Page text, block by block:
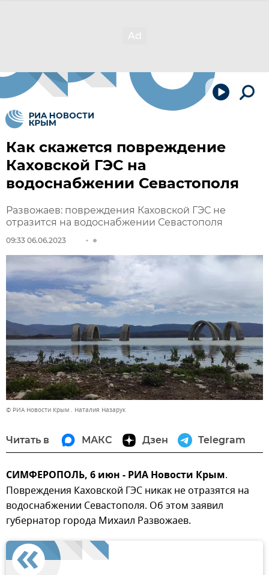
Как скажется повреждение
Каховской ГЭС на
водоснабжении Севастополя
Развожаев: повреждения Каховской ГЭС не
отразится на водоснабжении Севастополя
09:33 06.06.2023
© РИА Новости Крым . Наталия Назарук
Читать в МАКС Дзен Telegram
СИМФЕРОПОЛЬ, 6 июн - РИА Новости Крым.
Повреждения Каховской ГЭС никак не отразятся на
водоснабжении Севастополя. Об этом заявил
губернатор города Михаил Развожаев.